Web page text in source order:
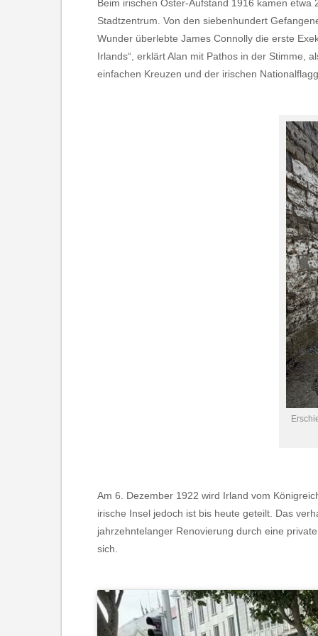
Beim irischen Oster-Aufstand 1916 kamen
Stadtzentrum. Von den siebenhundert
Wunder überlebte James Connolly die erste
Irlands“, erklärt Alan mit Pathos in der Stimme,
einfachen Kreuzen und der irischen
Am 6. Dezember 1922 wird Irland vom
irische Insel jedoch ist bis heute geteilt. Das
jahrzehntelanger Renovierung durch eine
sich.